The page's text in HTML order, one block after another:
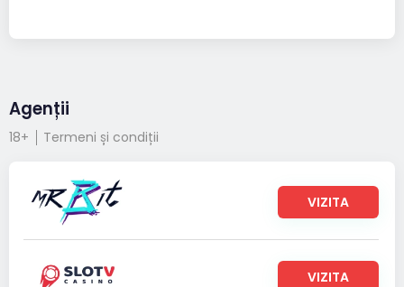
Agenții
18+ Termeni și condiții
VIZITA
VIZITA